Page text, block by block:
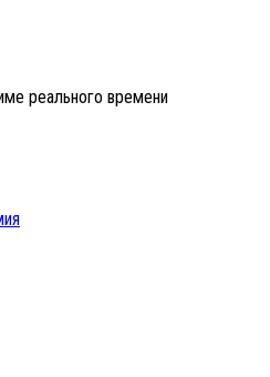
реального времени